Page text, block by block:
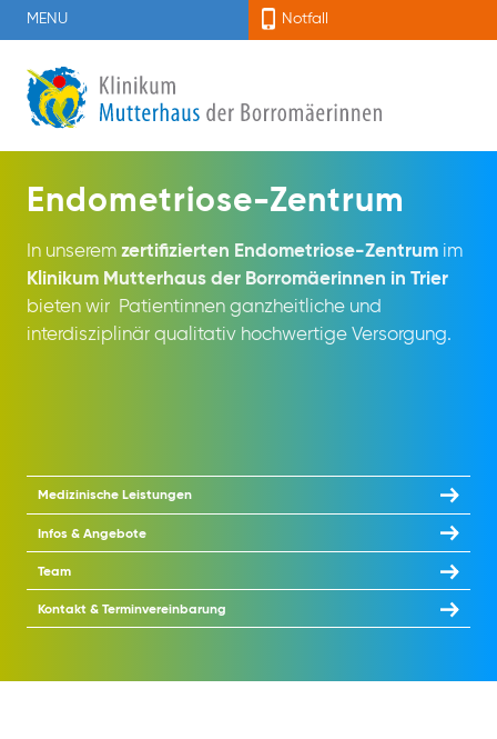
MENU Notfall
Endometriose-Zentrum
In unserem zertifizierten Endometriose-Zentrum im
Klinikum Mutterhaus der Borromäerinnen in Trier
bieten wir Patientinnen ganzheitliche und
interdisziplinär qualitativ hochwertige Versorgung.
Medizinische Leistungen
Infos & Angebote
Team
Kontakt & Terminvereinbarung